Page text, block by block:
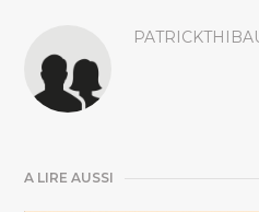
A LIRE AUSSI